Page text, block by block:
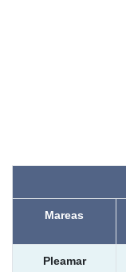
Mareas
Pleamar